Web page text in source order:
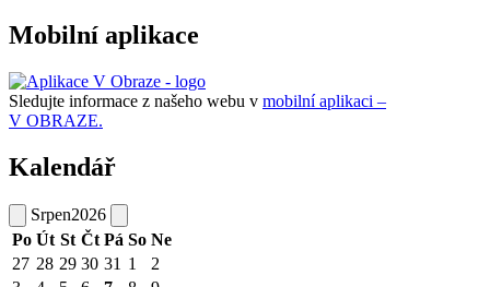
Mobilní aplikace
Sledujte informace z našeho webu v mobilní aplikaci –
V OBRAZE.
Kalendář
Srpen2026
Po Út St Čt Pá So Ne
27 28 29 30 31 1
2